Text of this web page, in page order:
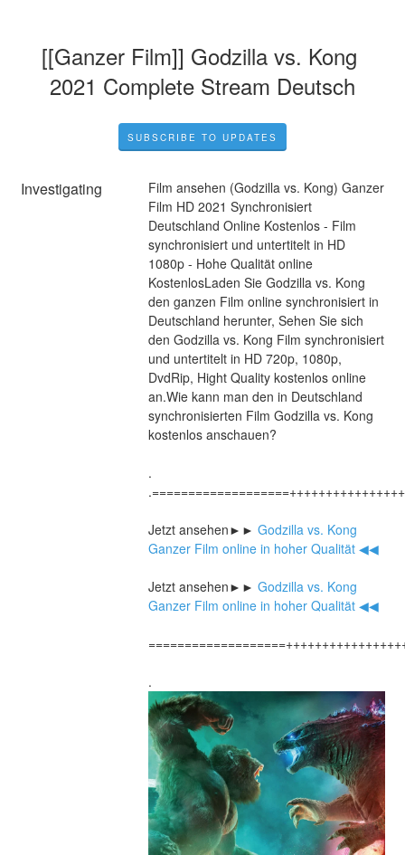
[[Ganzer Film]] Godzilla vs. Kong
2021 Complete Stream Deutsch
SUBSCRIBE TO UPDATES
Investigating
Film ansehen (Godzilla vs. Kong) Ganzer
Film HD 2021 Synchronisiert
Deutschland Online Kostenlos - Film
synchronisiert und untertitelt in HD
1080p - Hohe Qualität online
KostenlosLaden Sie Godzilla vs. Kong
den ganzen Film online synchronisiert in
Deutschland herunter, Sehen Sie sich
den Godzilla vs. Kong Film synchronisiert
und untertitelt in HD 720p, 1080p,
DvdRip, Hight Quality kostenlos online
an.Wie kann man den in Deutschland
synchronisierten Film Godzilla vs. Kong
kostenlos anschauen?
.
Jetzt ansehen►► Godzilla vs. Kong
Ganzer Film online in hoher Qualität ◀◀
Jetzt ansehen►► Godzilla vs. Kong
Ganzer Film online in hoher Qualität ◀◀
.